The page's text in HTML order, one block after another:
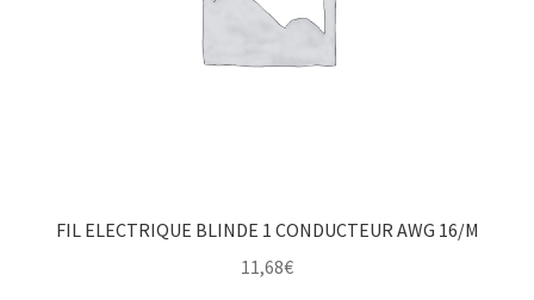
FIL ELECTRIQUE BLINDE 1 CONDUCTEUR AWG 16/M
11,68€